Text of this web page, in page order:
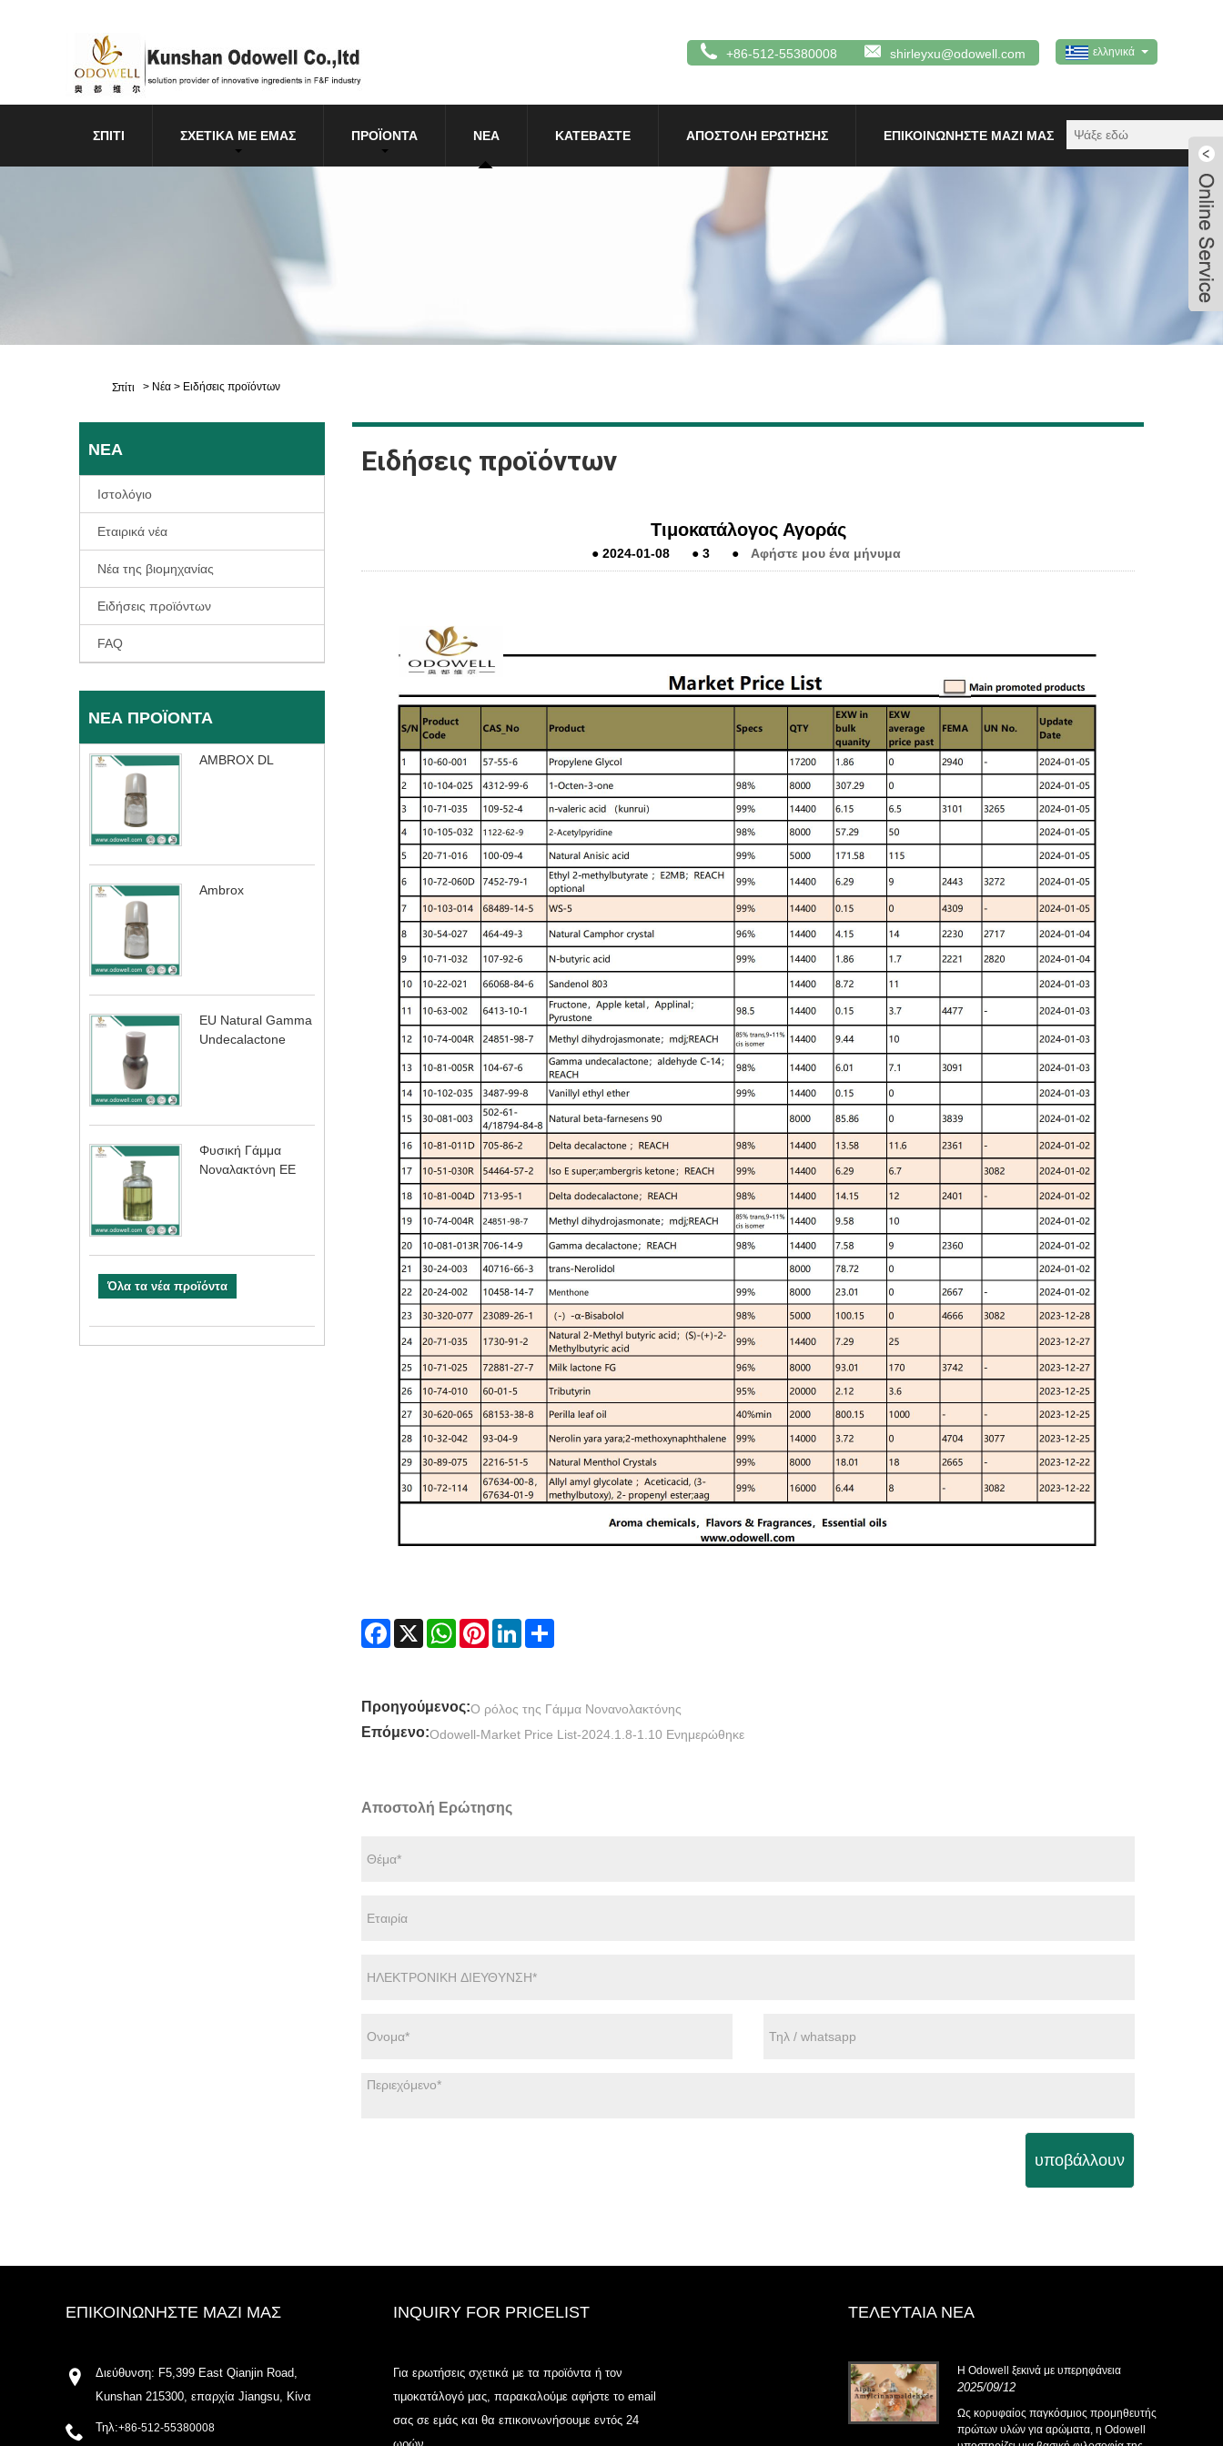
ελληνικά
+86-512-55380008 shirleyxu@odowell.com
ΣΠΊΤΙ ΣΧΕΤΙΚΆ ΜΕ ΕΜΆΣ ΠΡΟΪΌΝΤΑ ΝΈΑ ΚΑΤΕΒΆΣΤΕ ΑΠΟΣΤΟΛΉ ΕΡΏΤΗΣΗΣ ΕΠΙΚΟΙΝΩΝΉΣΤΕ ΜΑΖΊ ΜΑΣ
Σπίτι > Νέα > Ειδήσεις προϊόντων
ΝΈΑ
Ιστολόγιο
Εταιρικά νέα
Νέα της βιομηχανίας
Ειδήσεις προϊόντων
FAQ
ΝΈΑ ΠΡΟΪΌΝΤΑ
AMBROX DL
Ambrox
EU Natural Gamma
Undecalactone
Φυσική Γάμμα
Νοναλακτόνη ΕΕ
Όλα τα νέα προϊόντα
Ειδήσεις προϊόντων
Τιμοκατάλογος Αγοράς
●2024-01-08 ●3 ● Αφήστε μου ένα μήνυμα
Facebook
X WhatsAppPinterestLinkedIn
Προηγούμενος:Ο ρόλος της Γάμμα Νονανολακτόνης
Επόμενο:Odowell-Market Price List-2024.1.8-1.10 Ενημερώθηκε
Αποστολή Ερώτησης
υποβάλλουν
ΕΠΙΚΟΙΝΩΝΉΣΤΕ ΜΑΖΊ ΜΑΣ
Διεύθυνση: F5,399 East Qianjin Road,
Kunshan 215300, επαρχία Jiangsu, Κίνα
Τηλ:+86-512-55380008
INQUIRY FOR PRICELIST
Για ερωτήσεις σχετικά με τα προϊόντα ή τον
τιμοκατάλογό μας, παρακαλούμε αφήστε το email
σας σε εμάς και θα επικοινωνήσουμε εντός 24
ΤΕΛΕΥΤΑΊΑ ΝΈΑ
2025.07.25
Η Odowell ξεκινά με υπερηφάνεια
2025/09/12
Ως κορυφαίος παγκόσμιος προμηθευτής
πρώτων υλών για αρώματα, η Odowell